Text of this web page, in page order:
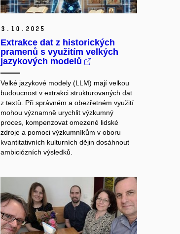
3. 10. 2025
Extrakce dat z historických
pramenů s využitím velkých
jazykových modelů
Velké jazykové modely (LLM) mají velkou
budoucnost v extrakci strukturovaných dat
z textů. Při správném a obezřetném využití
mohou významně urychlit výzkumný
proces, kompenzovat omezené lidské
zdroje a pomoci výzkumníkům v oboru
kvantitativních kulturních dějin dosáhnout
ambiciózních výsledků.